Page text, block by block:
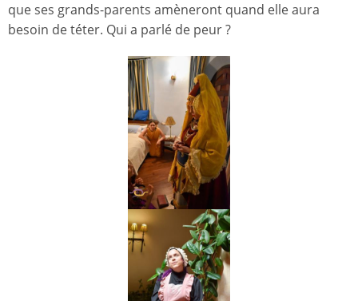
que ses grands-parents amèneront quand elle aura
besoin de téter. Qui a parlé de peur ?